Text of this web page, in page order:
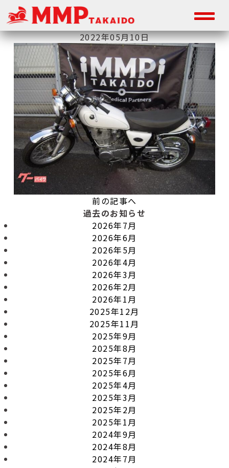
2022年05月10日
前の記事へ
過去のお知らせ
2026年7月
2026年6月
2026年5月
2026年4月
2026年3月
2026年2月
2026年1月
2025年12月
2025年11月
2025年9月
2025年8月
2025年7月
2025年6月
2025年4月
2025年3月
2025年2月
2025年1月
2024年9月
2024年8月
2024年7月